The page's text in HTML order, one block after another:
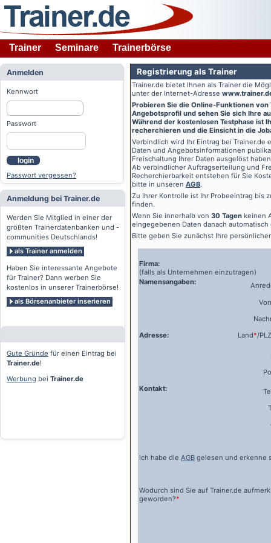
Trainer Seminare Trainerbörse
Anmelden
Kennwort
Passwort
login
Passwort vergessen?
Anmeldung bei Trainer.de
Werden Sie Mitglied in einer der
größten Trainerdatenbanken und -
communities Deutschlands!
als Trainer anmelden
Haben Sie interessante Angebote
für Trainer? Dann werben Sie
kostenlos in unserer Trainerbörse!
als Börsenanbieter inserieren
Gute Gründe für einen Eintrag bei
Trainer.de!
Werbung bei Trainer.de
Registrierung als Trainer
Trainer.de bietet Ihnen als Trainer die
unter der Internet-Adresse
Probieren Sie die Online-Funktionen von
Angebotsprofil und sehen Sie sich Ihre
Während der kostenlosen Testphase ist
recherchieren und die Einsicht in die
Verbindlich wird Ihr Eintrag bei Trainer.de
Daten und Angebotsinformationen
Freischaltung Ihrer Daten ausgelöst
Ab verbindlicher Auftragserteilung und
Recherchierbarkeit entstehen für Sie
bitte in unseren AGB.
Zu Ihrer Kontrolle ist Ihr Probeeintrag bis
finden.
Wenn Sie innerhalb von 30 Tagen keinen
eingegebenen Daten danach automatisch
Bitte geben Sie zunächst Ihre
Firma:
(falls als Unternehmen einzutragen)
Namensangaben:
Adresse:
Land*/PLZ
Kontakt:
Ich habe die AGB gelesen und erkenne
Wodurch sind Sie auf Trainer.de
geworden?*